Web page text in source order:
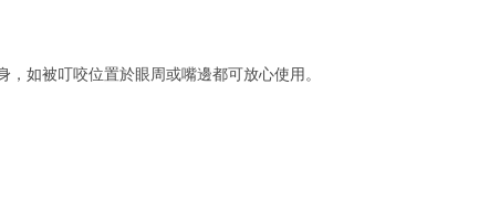
如被叮咬位置於眼周或嘴邊都可放心使用。